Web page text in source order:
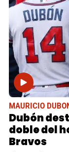
MAURICIO
Dubón
doble del
Bravos